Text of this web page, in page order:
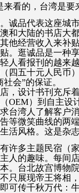
来看的，台湾是要
诚品代表这座城
和大陆的书店大
他经营收入来补
。逛诚品是一种
人看报刊的越来
四五十元人民币
会”的保证。
，设计书刊充斥
OEM）到自主设
台湾人了解客户
等微笑曲线的两
活风格。这是杂
许多主题民宿（
人的趣味。每间
。台北故宫博物
只展现帝王将相
可传千秋万代：牛